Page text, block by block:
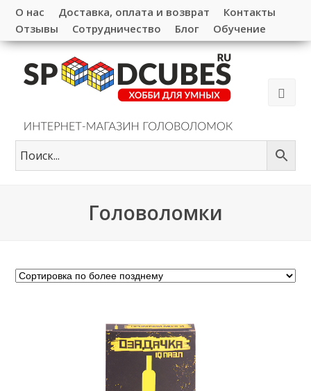
О нас Доставка, оплата и возврат
Контакты
Отзывы
Сотрудничество Блог Обучение
Головоломки